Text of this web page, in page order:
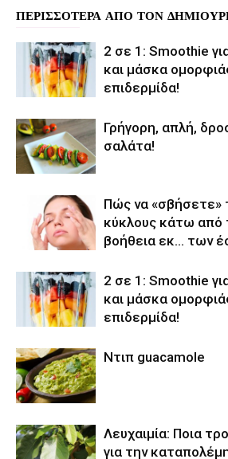
ΠΕΡΙΣΣΟΤΕΡΑ ΑΠΟ ΤΟΝ
2 σε 1: Smoothie
και μάσκα
επιδερμίδα!
Γρήγορη, απλή,
σαλάτα!
Πώς να «σβήσετε»
κύκλους κάτω από
βοήθεια εκ… των
2 σε 1: Smoothie
και μάσκα
επιδερμίδα!
Ντιπ guacamole
Λευχαιμία: Ποια
για την